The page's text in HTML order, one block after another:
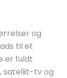
og
til et
er fuldt
satellit-tv og